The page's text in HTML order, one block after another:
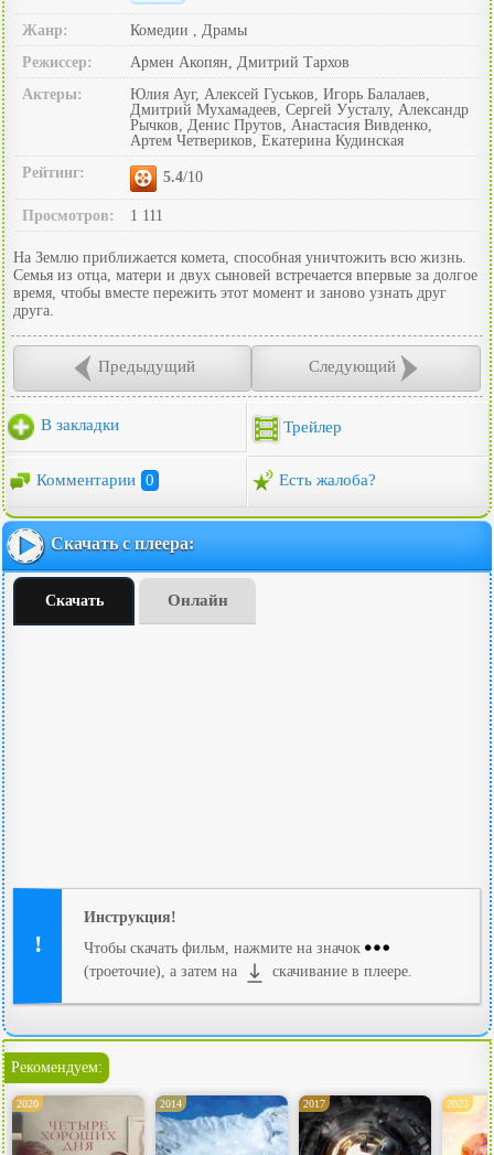
Жанр:
Комедии , Драмы
Режиссер:
Армен Акопян, Дмитрий Тархов
Актеры:
Юлия Ауг, Алексей Гуськов, Игорь Балалаев,
Дмитрий Мухамадеев, Сергей Уусталу, Александр
Рычков, Денис Прутов, Анастасия Вивденко,
Артем Четвериков, Екатерина Кудинская
Рейтинг:
5.4/10
Просмотров: 1 111
На Землю приближается комета, способная уничтожить всю жизнь.
Семья из отца, матери и двух сыновей встречается впервые за долгое
время, чтобы вместе пережить этот момент и заново узнать друг
друга.
Предыдущий Следующий
В закладки Трейлер
Комментарии 0 Есть жалоба?
Скачать с плеера:
Скачать Онлайн
Инструкция!
Чтобы скачать фильм, нажмите на значок
(троеточие), а затем на
скачивание в плеере.
Рекомендуем:
2020 2014 2017 2023